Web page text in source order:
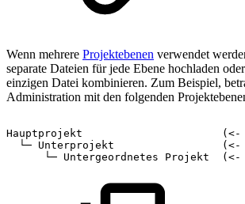
Wenn mehrere Projektebenen verwendet
separate Dateien für jede Ebene hochladen
einzigen Datei kombinieren. Zum Beispiel,
Administration mit den folgenden
Hauptprojekt (<-
└─ Unterprojekt (<-
└─ Untergeordnetes Projekt (<-